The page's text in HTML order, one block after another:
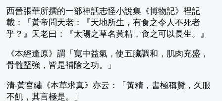
西晉張華所撰的一部神話志怪小說集《博物記》裡記
載：「黃帝問天老：『天地所生，有食之令人不死者
乎？』天老曰：『太陽之草名黃精，食之可以長生。』
《本經逢原》謂「寬中益氣，使五臟調和，肌肉充盛，
骨髓堅強，皆是補陰之功。」
清‧黃宮繡《本草求真》亦云：「黃精，書極稱贊，久服
不飢，其言極是。」